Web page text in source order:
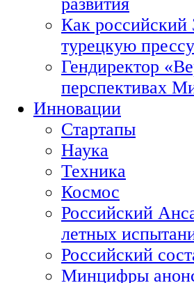
Как
турецкую прессу
Гендиректор
перспективах
Инновации
Стартапы
Наука
Техника
Космос
Российский
летных
Российский
Минцифры